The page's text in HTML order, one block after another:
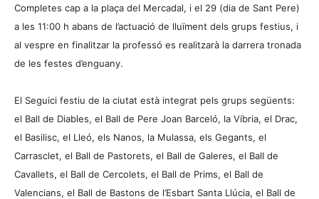
Completes cap a la plaça del Mercadal, i el 29 (dia de Sant Pere)
a les 11:00 h abans de l’actuació de lluïment dels grups festius, i
al vespre en finalitzar la professó es realitzarà la darrera tronada
de les festes d’enguany.
El Seguici festiu de la ciutat està integrat pels grups següents:
el Ball de Diables, el Ball de Pere Joan Barceló, la Víbria, el Drac,
el Basilisc, el Lleó, els Nanos, la Mulassa, els Gegants, el
Carrasclet, el Ball de Pastorets, el Ball de Galeres, el Ball de
Cavallets, el Ball de Cercolets, el Ball de Prims, el Ball de
Valencians, el Ball de Bastons de l’Esbart Santa Llúcia, el Ball de